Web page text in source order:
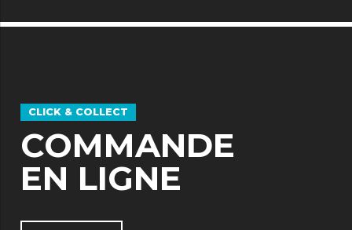
CLICK & COLLECT
COMMANDE
EN LIGNE